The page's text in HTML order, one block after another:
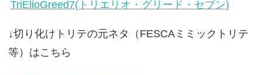
TriElioGreed7(トリエリオ・グリード・セブン)
↓切り化けトリテの元ネタ（FESCAミミックトリテ
等）はこちら